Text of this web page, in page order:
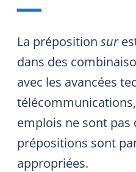
La préposition sur
dans des
avec les avancées
emplois ne sont pas
prépositions sont
appropriées.